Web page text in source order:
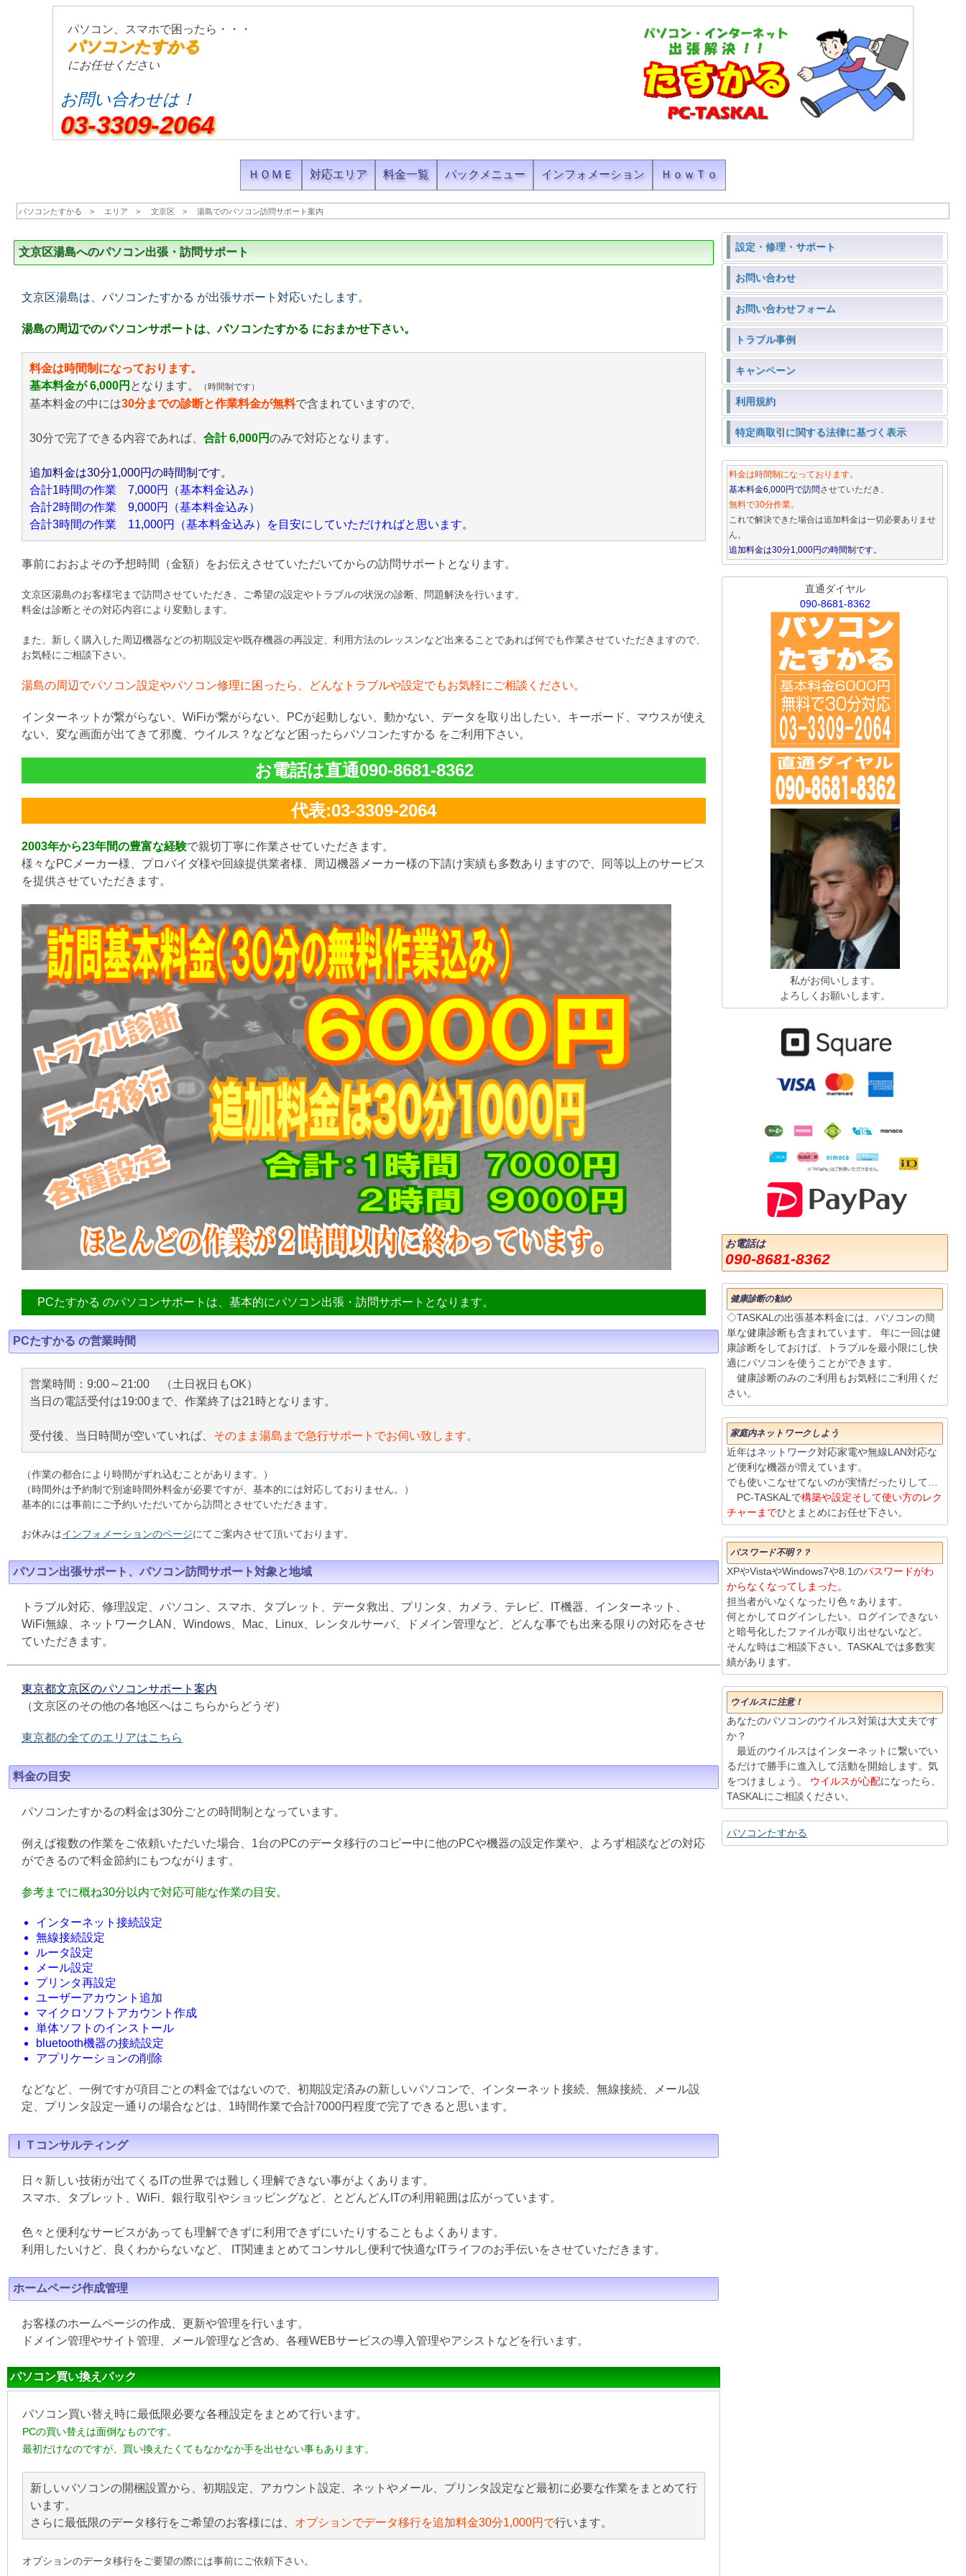
パソコン、スマホで困ったら・・・
パソコンたすかる
にお任せください
お問い合わせは！
03-3309-2064
ＨＯＭＥ 対応エリア 料金一覧 パックメニュー インフォメーション ＨｏｗＴｏ
パソコンたすかる エリア 文京区 湯島でのパソコン訪問サポート案内
文京区湯島へのパソコン出張・訪問サポート
文京区湯島は、パソコンたすかる が出張サポート対応いたします。
湯島の周辺でのパソコンサポートは、パソコンたすかる におまかせ下さい。
料金は時間制になっております。
基本料金が 6,000円 となります。 （時間制です）
基本料金の中には30分までの診断と作業料金が無料で含まれていますので、
30分で完了できる内容であれば、 合計 6,000円のみで対応となります。
追加料金は30分1,000円の時間制です。
合計1時間の作業 7,000円（基本料金込み）
合計2時間の作業 9,000円（基本料金込み）
合計3時間の作業 11,000円（基本料金込み）を目安にしていただければと思います。
事前におおよその予想時間（金額）をお伝えさせていただいてからの訪問サポートとなります。
文京区湯島のお客様宅まで訪問させていただき、ご希望の設定やトラブルの状況の診断、問題解決を行います。
料金は診断とその対応内容により変動します。
また、新しく購入した周辺機器などの初期設定や既存機器の再設定、利用方法のレッスンなど出来ることであれば何でも作業させていただきますので、
お気軽にご相談下さい。
湯島の周辺でパソコン設定やパソコン修理に困ったら、どんなトラブルや設定でもお気軽にご相談ください。
インターネットが繋がらない、WiFiが繋がらない、PCが起動しない、動かない、データを取り出したい、キーボード、マウスが使え
ない、変な画面が出てきて邪魔、ウイルス？などなど困ったらパソコンたすかる をご利用下さい。
お電話は直通090-8681-8362
代表:03-3309-2064
2003年から23年間の豊富な経験で親切丁寧に作業させていただきます。
様々なPCメーカー様、プロバイダ様や回線提供業者様、周辺機器メーカー様の下請け実績も多数ありますので、同等以上のサービス
を提供させていただきます。
PCたすかる のパソコンサポートは、基本的にパソコン出張・訪問サポートとなります。
PCたすかる の営業時間
営業時間：9:00～21:00 （土日祝日もOK）
当日の電話受付は19:00まで、作業終了は21時となります。
受付後、当日時間が空いていれば、 そのまま湯島まで急行サポートでお伺い致します。
（作業の都合により時間がずれ込むことがあります。）
（時間外は予約制で別途時間外料金が必要ですが、基本的には対応しておりません。）
基本的には事前にご予約いただいてから訪問とさせていただきます。
お休みはインフォメーションのページにてご案内させて頂いております。
パソコン出張サポート、パソコン訪問サポート対象と地域
トラブル対応、修理設定、パソコン、スマホ、タブレット、データ救出、プリンタ、カメラ、テレビ、IT機器、インターネット、
WiFi無線、ネットワークLAN、Windows、Mac、Linux、レンタルサーバ、ドメイン管理など、どんな事でも出来る限りの対応をさせ
ていただきます。
東京都文京区のパソコンサポート案内
（文京区のその他の各地区へはこちらからどうぞ）
東京都の全てのエリアはこちら
料金の目安
パソコンたすかるの料金は30分ごとの時間制となっています。
例えば複数の作業をご依頼いただいた場合、1台のPCのデータ移行のコピー中に他のPCや機器の設定作業や、よろず相談などの対応
ができるので料金節約にもつながります。
参考までに概ね30分以内で対応可能な作業の目安。
インターネット接続設定
無線接続設定
ルータ設定
メール設定
プリンタ再設定
ユーザーアカウント追加
マイクロソフトアカウント作成
単体ソフトのインストール
bluetooth機器の接続設定
アプリケーションの削除
などなど、一例ですが項目ごとの料金ではないので、初期設定済みの新しいパソコンで、インターネット接続、無線接続、メール設
定、プリンタ設定一通りの場合などは、1時間作業で合計7000円程度で完了できると思います。
ＩＴコンサルティング
日々新しい技術が出てくるITの世界では難しく理解できない事がよくあります。
スマホ、タブレット、WiFi、銀行取引やショッピングなど、とどんどんITの利用範囲は広がっています。
色々と便利なサービスがあっても理解できずに利用できずにいたりすることもよくあります。
利用したいけど、良くわからないなど、 IT関連まとめてコンサルし便利で快適なITライフのお手伝いをさせていただきます。
ホームページ作成管理
お客様のホームページの作成、更新や管理を行います。
ドメイン管理やサイト管理、メール管理など含め、各種WEBサービスの導入管理やアシストなどを行います。
パソコン買い換えパック
パソコン買い替え時に最低限必要な各種設定をまとめて行います。
PCの買い替えは面倒なものです。
最初だけなのですが、買い換えたくてもなかなか手を出せない事もあります。
新しいパソコンの開梱設置から、初期設定、アカウント設定、ネットやメール、プリンタ設定など最初に必要な作業をまとめて行
います。
さらに最低限のデータ移行をご希望のお客様には、 オプションでデータ移行を追加料金30分1,000円で行います。
オプションのデータ移行をご要望の際には事前にご依頼下さい。
設定・修理・サポート
お問い合わせ
お問い合わせフォーム
トラブル事例
キャンペーン
利用規約
特定商取引に関する法律に基づく表示
料金は時間制になっております。
基本料金6,000円で訪問させていただき、
無料で30分作業。
これで解決できた場合は追加料金は一切必要ありませ
ん。
追加料金は30分1,000円の時間制です。
直通ダイヤル
090-8681-8362
私がお伺いします。
よろしくお願いします。
お電話は
090-8681-8362
健康診断の勧め
◇TASKALの出張基本料金には、パソコンの簡
単な健康診断も含まれています。 年に一回は健
康診断をしておけば、トラブルを最小限にし快
適にパソコンを使うことができます。
健康診断のみのご利用もお気軽にご利用くだ
さい。
家庭内ネットワークしよう
近年はネットワーク対応家電や無線LAN対応な
ど便利な機器が増えています。
でも使いこなせてないのが実情だったりして…
PC-TASKALで構築や設定そして使い方のレク
チャーまでひとまとめにお任せ下さい。
パスワード不明？？
XPやVistaやWindows7や8.1のパスワードがわ
からなくなってしまった。
担当者がいなくなったり色々あります。
何とかしてログインしたい。ログインできない
と暗号化したファイルが取り出せないなど。
そんな時はご相談下さい。TASKALでは多数実
績があります。
ウイルスに注意！
あなたのパソコンのウイルス対策は大丈夫です
か？
最近のウイルスはインターネットに繋いでい
るだけで勝手に進入して活動を開始します。気
をつけましょう。 ウイルスが心配になったら、
TASKALにご相談ください。
パソコンたすかる